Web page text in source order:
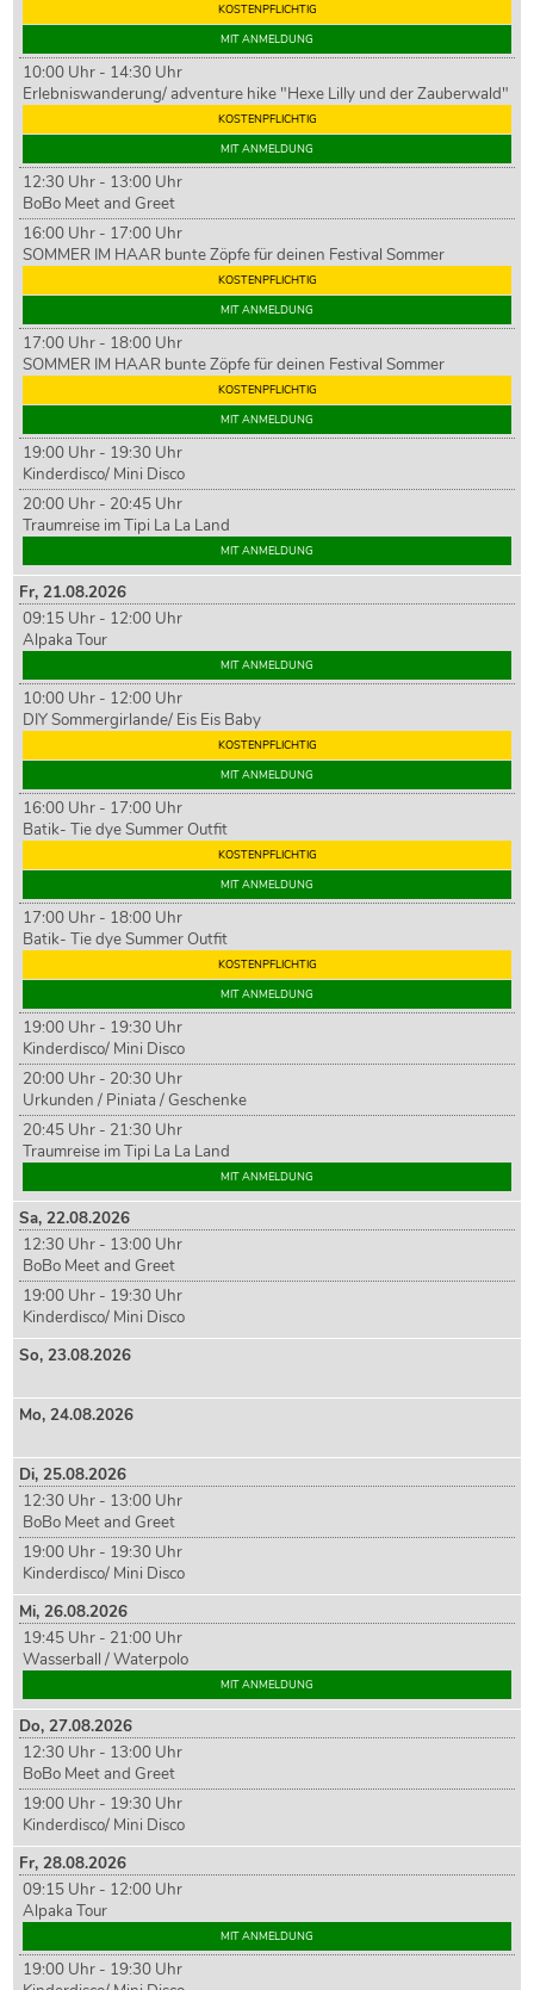
KOSTENPFLICHTIG
MIT ANMELDUNG
10:00 Uhr - 14:30 Uhr
Erlebniswanderung/ adventure hike "Hexe Lilly und der Zauberwald"
KOSTENPFLICHTIG
MIT ANMELDUNG
12:30 Uhr - 13:00 Uhr
BoBo Meet and Greet
16:00 Uhr - 17:00 Uhr
SOMMER IM HAAR bunte Zöpfe für deinen Festival Sommer
KOSTENPFLICHTIG
MIT ANMELDUNG
17:00 Uhr - 18:00 Uhr
SOMMER IM HAAR bunte Zöpfe für deinen Festival Sommer
KOSTENPFLICHTIG
MIT ANMELDUNG
19:00 Uhr - 19:30 Uhr
Kinderdisco/ Mini Disco
20:00 Uhr - 20:45 Uhr
Traumreise im Tipi La La Land
MIT ANMELDUNG
Fr,21.08.2026
09:15 Uhr - 12:00 Uhr
Alpaka Tour
MIT ANMELDUNG
10:00 Uhr - 12:00 Uhr
DIY Sommergirlande/ Eis Eis Baby
KOSTENPFLICHTIG
MIT ANMELDUNG
16:00 Uhr - 17:00 Uhr
Batik- Tie dye Summer Outfit
KOSTENPFLICHTIG
MIT ANMELDUNG
17:00 Uhr - 18:00 Uhr
Batik- Tie dye Summer Outfit
KOSTENPFLICHTIG
MIT ANMELDUNG
19:00 Uhr - 19:30 Uhr
Kinderdisco/ Mini Disco
20:00 Uhr - 20:30 Uhr
Urkunden / Piniata / Geschenke
20:45 Uhr - 21:30 Uhr
Traumreise im Tipi La La Land
MIT ANMELDUNG
Sa,22.08.2026
12:30 Uhr - 13:00 Uhr
BoBo Meet and Greet
19:00 Uhr - 19:30 Uhr
Kinderdisco/ Mini Disco
So,23.08.2026
Mo,24.08.2026
Di,25.08.2026
12:30 Uhr - 13:00 Uhr
BoBo Meet and Greet
19:00 Uhr - 19:30 Uhr
Kinderdisco/ Mini Disco
Mi,26.08.2026
19:45 Uhr - 21:00 Uhr
Wasserball / Waterpolo
MIT ANMELDUNG
Do,27.08.2026
12:30 Uhr - 13:00 Uhr
BoBo Meet and Greet
19:00 Uhr - 19:30 Uhr
Kinderdisco/ Mini Disco
Fr,28.08.2026
09:15 Uhr - 12:00 Uhr
Alpaka Tour
MIT ANMELDUNG
19:00 Uhr - 19:30 Uhr